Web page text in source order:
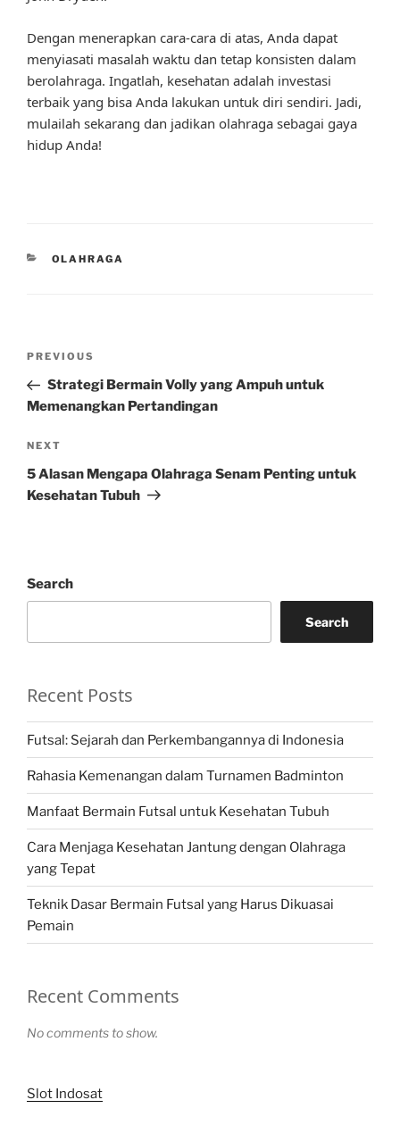
Dengan menerapkan cara-cara di atas, Anda dapat
menyiasati masalah waktu dan tetap konsisten dalam
berolahraga. Ingatlah, kesehatan adalah investasi
terbaik yang bisa Anda lakukan untuk diri sendiri. Jadi,
mulailah sekarang dan jadikan olahraga sebagai gaya
hidup Anda!
CATEGORIES
OLAHRAGA
Previous
Post
PREVIOUS
Strategi Bermain Volly yang Ampuh untuk
Memenangkan Pertandingan
Next
Post
NEXT
5 Alasan Mengapa Olahraga Senam Penting untuk
Kesehatan Tubuh
Search
Search
Recent Posts
Futsal: Sejarah dan Perkembangannya di Indonesia
Rahasia Kemenangan dalam Turnamen Badminton
Manfaat Bermain Futsal untuk Kesehatan Tubuh
Cara Menjaga Kesehatan Jantung dengan Olahraga
yang Tepat
Teknik Dasar Bermain Futsal yang Harus Dikuasai
Pemain
Recent Comments
No comments to show.
Slot Indosat